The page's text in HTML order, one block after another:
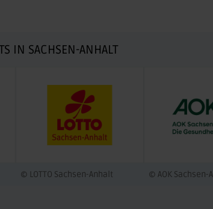
IN SACHSEN-ANHALT
© LOTTO Sachsen-Anhalt © AOK Sachsen-